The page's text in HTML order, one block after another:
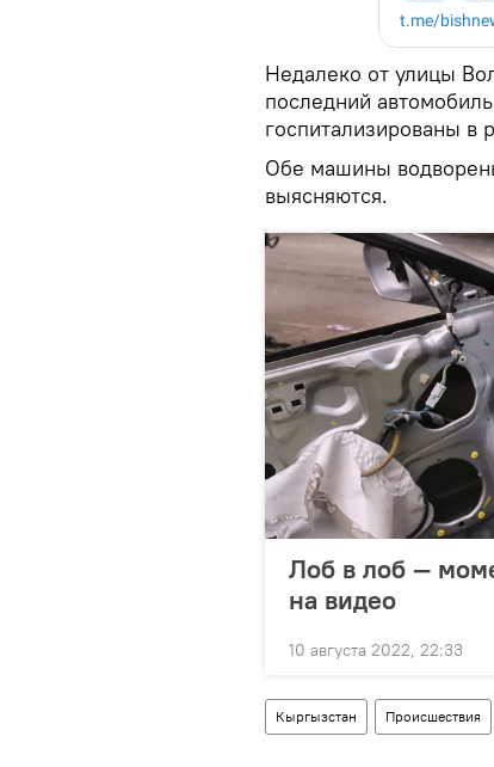
Недалеко от улицы
последний
госпитализированы в
Обе машины
выясняются.
Лоб в лоб —
на видео
10 августа 2022, 22:33
Кыргызстан Происшествия